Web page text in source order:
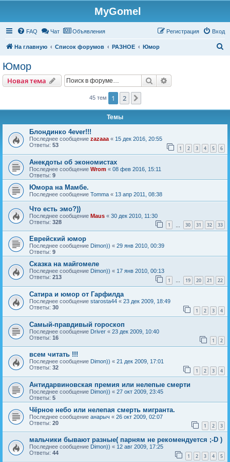
MyGomel
FAQ Чат Объявления Вход
Регистрация
На главную Список форумов РАЗНОЕ Юмор
Юмор
Новая тема
Новаятема Поиск
45 тем 1 2
Темы
Блондинко 4ever!!!
Последнее сообщение zazaaa « 15 дек 2016, 20:55
Ответы: 53 1 2 3 4 5 6
Анекдоты об экономистах
Последнее сообщение Wrom « 08 фев 2016, 15:11
Ответы: 9
Юмора на Мамбе.
Последнее сообщение Tomma « 13 апр 2011, 08:38
Что есть эмо?))
Последнее сообщение Maus « 30 дек 2010, 11:30
Ответы: 328 1 30 31 32 33
Еврейский юмор
Последнее сообщение Dimon)) « 29 янв 2010, 00:39
Ответы: 9
Сказка на майгомеле
Последнее сообщение Dimon)) « 17 янв 2010, 00:13
Ответы: 213 1 … 19 20 21 22
Сатира и юмор от Гарфилда
Последнее сообщение starosta44 « 23 дек 2009, 18:49
Ответы: 30 1 2 3 4
Самый-правдивый гороскоп
Последнее сообщение Driver « 23 дек 2009, 10:40
Ответы: 16 1 2
всем читать !!!
Последнее сообщение Dimon)) « 21 дек 2009, 17:01
Ответы: 32 1 2 3 4
Антидарвиновская премия или нелепые смерти
Последнее сообщение Dimon)) « 27 окт 2009, 23:45
Ответы: 5
Чёрное небо или нелепая смерть мигранта.
Последнее сообщение анарыч « 26 окт 2009, 02:07
Ответы: 20 1 2 3
мальчики бывают разные( парням не рекомендуется ;-D )
Последнее сообщение Dimon)) « 12 авг 2009, 17:25
Ответы: 44 1 2 3 4 5